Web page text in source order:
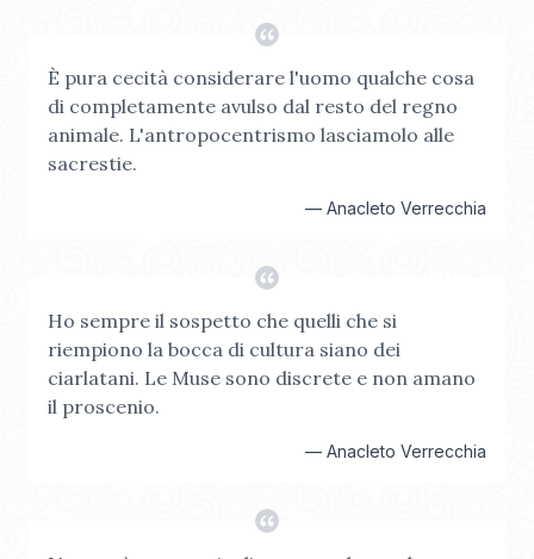
È pura cecità considerare l'uomo qualche cosa
di completamente avulso dal resto del regno
animale. L'antropocentrismo lasciamolo alle
sacrestie.
— Anacleto Verrecchia
Ho sempre il sospetto che quelli che si
riempiono la bocca di cultura siano dei
ciarlatani. Le Muse sono discrete e non amano
il proscenio.
— Anacleto Verrecchia